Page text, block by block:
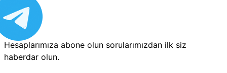
Hesaplarımıza abone olun sorularımızdan ilk siz
haberdar olun.